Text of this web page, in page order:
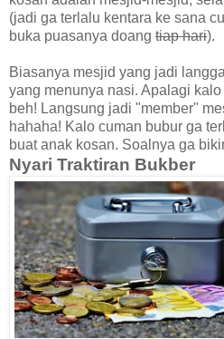
(jadi ga terlalu kentara ke sana
buka puasanya doang tiap hari).
Biasanya mesjid yang jadi
yang menunya nasi. Apalagi
beh! Langsung jadi "member"
hahaha! Kalo cuman bubur ga
buat anak kosan. Soalnya ga
Nyari Traktiran Bukber